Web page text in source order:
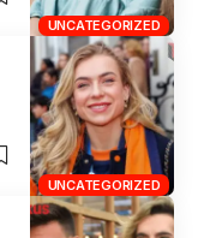
UNCATEGORIZED
UNCATEGORIZED